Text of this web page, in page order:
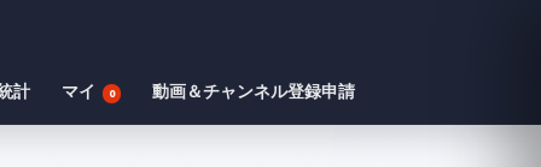
計 マイ 0 動画＆チャンネル登録申請